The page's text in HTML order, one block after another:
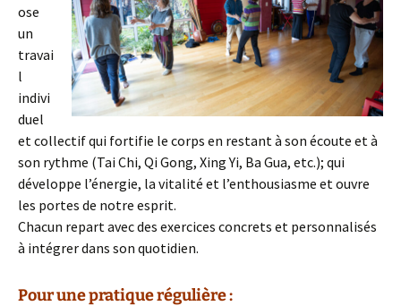
ose
un
travai
l
indivi
duel
et collectif qui fortifie le corps en restant à son écoute et à
son rythme (Tai Chi, Qi Gong, Xing Yi, Ba Gua, etc.); qui
développe l’énergie, la vitalité et l’enthousiasme et ouvre
les portes de notre esprit.
Chacun repart avec des exercices concrets et personnalisés
à intégrer dans son quotidien.
Pour une pratique régulière :